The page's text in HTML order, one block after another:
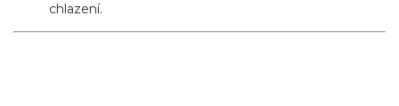
chlazení.